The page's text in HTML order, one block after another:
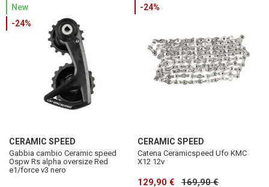
New
-24%
CERAMIC SPEED
Gabbia cambio Ceramic speed
Ospw Rs alpha oversize Red
e1/force v3 nero
-24%
CERAMIC SPEED
Catena Ceramicspeed Ufo KMC
X12 12v
129,90 € 169,90 €